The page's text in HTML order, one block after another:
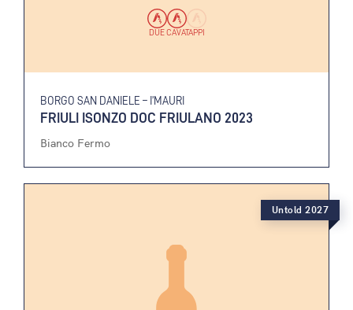
DUE CAVATAPPI
BORGO SAN DANIELE – I’MAURI
FRIULI ISONZO DOC FRIULANO 2023
Bianco Fermo
Untold 2027